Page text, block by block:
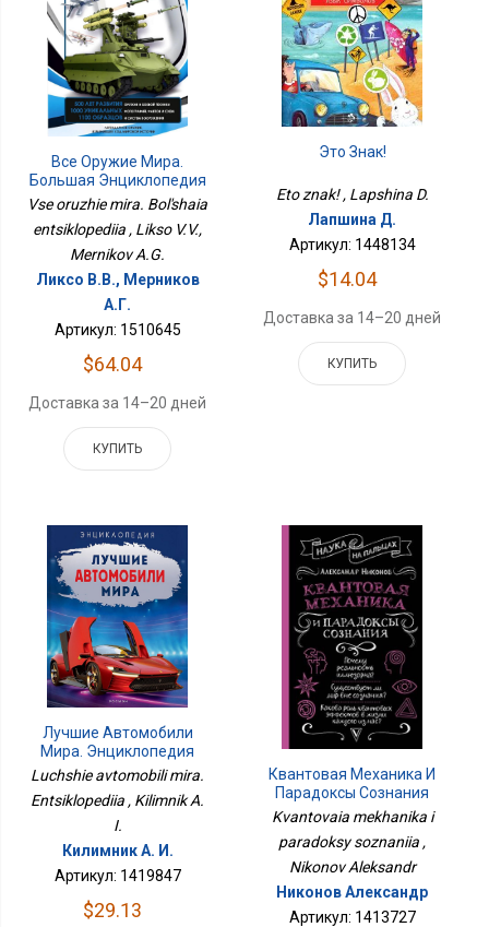
Все Оружие Мира.
Большая Энциклопедия
Vse oruzhie mira. Bol'shaia
entsiklopediia , Likso V.V.,
Mernikov A.G.
Ликсо В.В., Мерников
А.Г.
Артикул: 1510645
$64.04
Доставка за 14–20 дней
КУПИТЬ
Это Знак!
Eto znak! , Lapshina D.
Лапшина Д.
Артикул: 1448134
$14.04
Доставка за 14–20 дней
КУПИТЬ
Лучшие Автомобили
Мира. Энциклопедия
Luchshie avtomobili mira.
Entsiklopediia , Kilimnik A.
I.
Килимник А. И.
Артикул: 1419847
$29.13
Квантовая Механика И
Парадоксы Сознания
Kvantovaia mekhanika i
paradoksy soznaniia ,
Nikonov Aleksandr
Никонов Александр
Артикул: 1413727